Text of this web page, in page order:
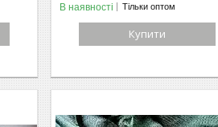
В наявності Тільки оптом
Купити